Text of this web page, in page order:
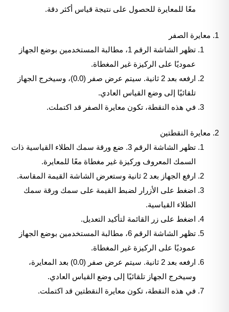
معًا للمعايرة للحصول على نتيجة قياس أكثر دقة.
1. معايرة الصفر
تظهر الشاشة الرقم 1، مطالبة المستخدمين بوضع الجهاز
عموديًا على الركيزة غير المغطاة.
ارفعه بعد 2 ثانية. سيتم عرض صفر (0.0)، وسيخرج الجهاز
تلقائيًا إلى وضع القياس العادي.
في هذه النقطة، تكون معايرة الصفر قد اكتملت.
2. معايرة النقطتين
تظهر الشاشة الرقم 3. ضع ورقة سمك الطلاء القياسية ذات
السمك المعروف وركيزة غير مغطاة معًا للمعايرة.
ارفع الجهاز بعد 2 ثانية وستعرض الشاشة القيمة المقاسة.
اضغط على الأزرار لضبط القيمة على سمك ورقة سمك
الطلاء القياسية.
اضغط على زر القائمة لتأكيد التعديل.
تظهر الشاشة الرقم 6، مطالبة المستخدمين بوضع الجهاز
عموديًا على الركيزة غير المغطاة.
ارفعه بعد 2 ثانية. سيتم عرض صفر (0.0) بعد المعايرة،
وسيخرج الجهاز تلقائيًا إلى وضع القياس العادي.
في هذه النقطة، تكون معايرة النقطتين قد اكتملت.